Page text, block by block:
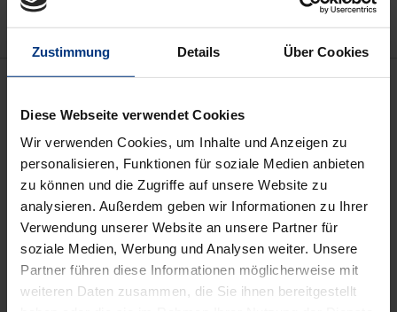
Zustimmung Details Über Cookies
Diese Webseite verwendet Cookies
Wir verwenden Cookies, um Inhalte und Anzeigen zu
personalisieren, Funktionen für soziale Medien anbieten
zu können und die Zugriffe auf unsere Website zu
analysieren. Außerdem geben wir Informationen zu Ihrer
Verwendung unserer Website an unsere Partner für
soziale Medien, Werbung und Analysen weiter. Unsere
Partner führen diese Informationen möglicherweise mit
weiteren Daten zusammen, die Sie ihnen bereitgestellt
Beschreibung
Welche Rolle spielt die Ministerialverwaltung bei der
Gesetzgebung, welche kann und sollte sie spielen?
Diese »klassische« Frage wird im Hinblick auf
veränderte gesellschaftliche und politische
Rahmenbedingungen anläßlich der Entstehung des
Bundes-Bodenschutzgesetzes neu gestellt. Dazu
wird die Normgenese des BBodSchG rekonstruiert,